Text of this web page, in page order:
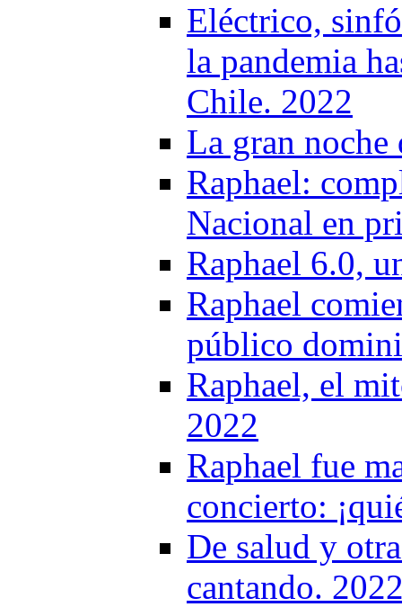
Eléctrico,
la pandemia
Chile. 2022
La gran noche
Raphael:
Nacional en
Raphael 6.0,
Raphael
público
Raphael, el
2022
Raphael fue
concierto:
De salud y
cantando.